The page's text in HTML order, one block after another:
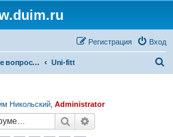
Вход
Регистрация
Технические вопросы (по производителям и брендам) Uni-fitt
Никольский Administrator
Поиск